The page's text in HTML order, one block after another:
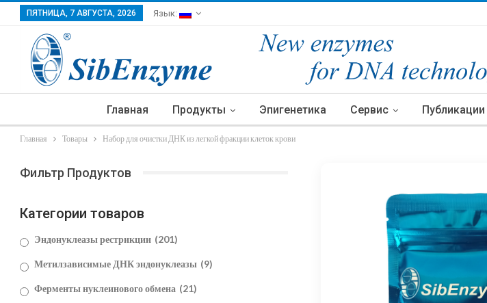
ПЯТНИЦА, 7 АВГУСТА, 2026 Язык:
Главная Продукты Эпигенетика Сервис Публикации
Главная Товары Набор для очистки ДНК из легкой фракции клеток крови
Фильтр Продуктов
Категории товаров
Эндонуклеазы рестрикции (201)
Метилзависимые ДНК эндонуклеазы (9)
Ферменты нуклеинового обмена (21)